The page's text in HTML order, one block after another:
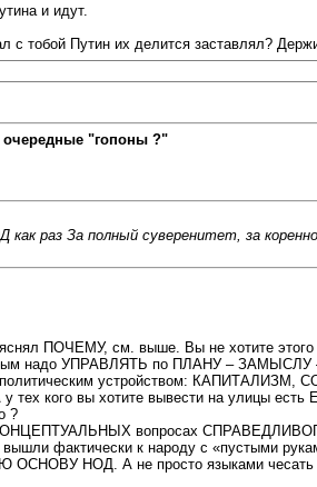
и идут.
с тобой Путин их делится заставлял?
"гопоны ?"
раз За полный суверенитет, за
ПОЧЕМУ, см. выше. Вы не хотите
надо УПРАВЛЯТЬ по ПЛАНУ –
устройством: КАПИТАЛИЗМ,
у тех кого вы хотите вывести на
?
вопросах
фактически к народу с «пустыми
ОСНОВУ НОД. А не просто языками